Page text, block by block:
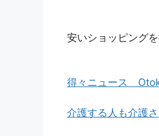
安いショッピング
得々ニュース
介護する人も介護